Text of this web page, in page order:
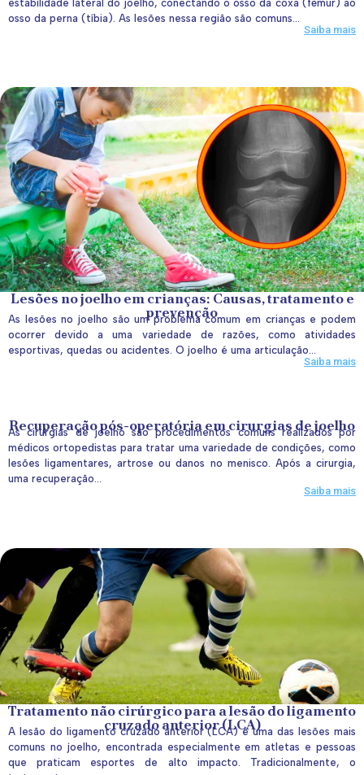
estabilidade lateral do joelho, conectando o osso da coxa (fêmur) ao
osso da perna (tíbia). As lesões nessa região são comuns...
Saiba mais
Lesões no joelho em crianças: Causas, tratamento e
prevenção
As lesões no joelho são um problema comum em crianças e podem
ocorrer devido a uma variedade de razões, como atividades
esportivas, quedas ou acidentes. O joelho é uma articulação...
Saiba mais
Recuperação pós-operatória em cirurgias de joelho
As cirurgias de joelho são procedimentos comuns realizados por
médicos ortopedistas para tratar uma variedade de condições, como
lesões ligamentares, artrose ou danos no menisco. Após a cirurgia,
uma recuperação...
Saiba mais
Tratamento não cirúrgico para a lesão do ligamento
cruzado anterior (LCA)
A lesão do ligamento cruzado anterior (LCA) é uma das lesões mais
comuns no joelho, encontrada especialmente em atletas e pessoas
que praticam esportes de alto impacto. Tradicionalmente, o